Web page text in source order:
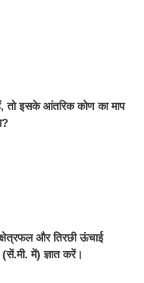
तो इसके आंतरिक कोण का माप
और तिरछी ऊंचाई
में) ज्ञात करें।